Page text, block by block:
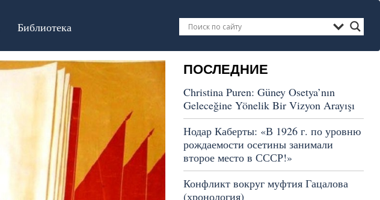
Библиотека
ПОСЛЕДНИЕ
Christina Puren: Güney Osetya’nın
Geleceğine Yönelik Bir Vizyon Arayışı
Нодар Каберты: «В 1926 г. по уровню
рождаемости осетины занимали
второе место в СССР!»
Конфликт вокруг муфтия Гацалова
(хронология)